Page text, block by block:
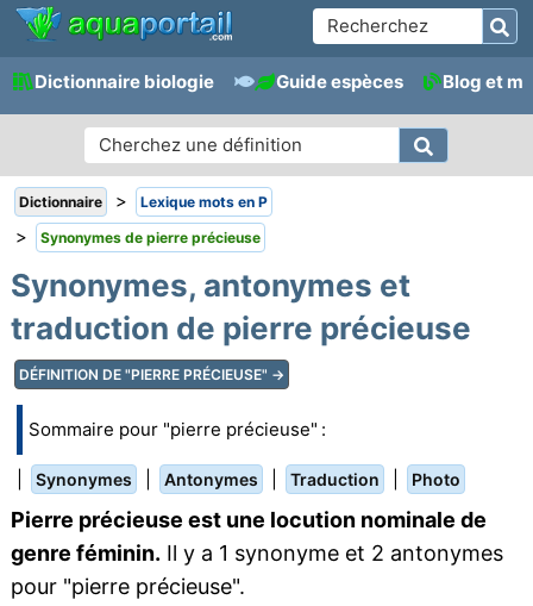
Dictionnaire biologie Guide espèces Blog et
Dictionnaire > Lexique mots en P
> Synonymes de pierre précieuse
Synonymes, antonymes et
traduction de pierre précieuse
DÉFINITION DE "PIERRE PRÉCIEUSE" →
Sommaire pour "pierre précieuse" :
Synonymes Antonymes Traduction Photo
Pierre précieuse est une locution nominale de
genre féminin. Il y a 1 synonyme et 2 antonymes
pour "pierre précieuse".